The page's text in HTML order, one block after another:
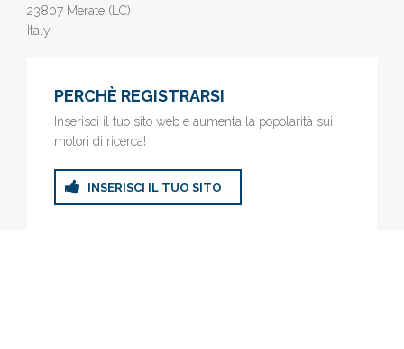
23807 Merate (LC)
Italy
PERCHÈ REGISTRARSI
Inserisci il tuo sito web e aumenta la popolarità sui
motori di ricerca!
INSERISCI IL TUO SITO